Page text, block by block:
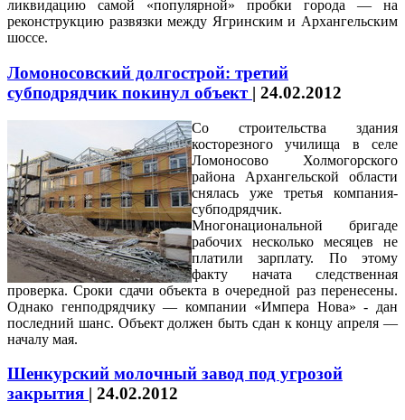
ликвидацию самой «популярной» пробки города — на
реконструкцию развязки между Ягринским и Архангельским
шоссе.
Ломоносовский долгострой: третий
субподрядчик покинул объект | 24.02.2012
Со строительства здания
косторезного училища в селе
Ломоносово Холмогорского
района Архангельской области
снялась уже третья компания-
субподрядчик.
Многонациональной бригаде
рабочих несколько месяцев не
платили зарплату. По этому
факту начата следственная
проверка. Сроки сдачи объекта в очередной раз перенесены.
Однако генподрядчику — компании «Импера Нова» - дан
последний шанс. Объект должен быть сдан к концу апреля —
началу мая.
Шенкурский молочный завод под угрозой
закрытия | 24.02.2012